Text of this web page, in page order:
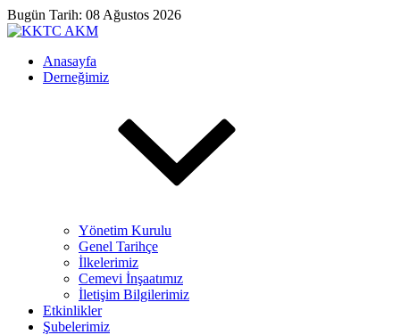
Bugün Tarih: 08 Ağustos 2026
Anasayfa
Derneğimiz
Yönetim Kurulu
Genel Tarihçe
İlkelerimiz
Cemevi İnşaatımız
İletişim Bilgilerimiz
Etkinlikler
Şubelerimiz